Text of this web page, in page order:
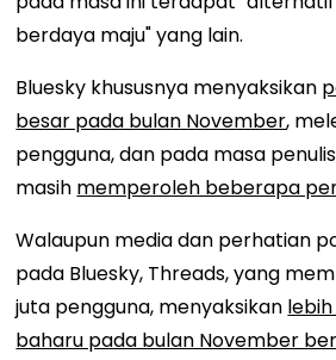
berdaya maju" yang lain.
Bluesky khususnya menyaksikan
besar pada bulan November,
pengguna, dan pada masa
masih memperoleh beberapa
Walaupun media dan perhatian
pada Bluesky, Threads, yang
juta pengguna, menyaksikan
baharu pada bulan November